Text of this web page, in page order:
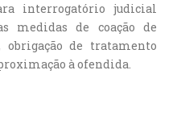
interrogatório judicial
medidas de coação de
obrigação de tratamento
à ofendida.